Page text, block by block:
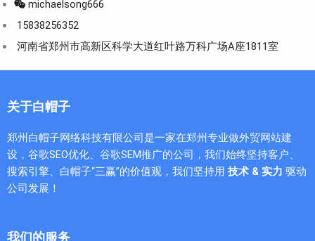
michaelsong666
15838256352
河南省郑州市高新区科学大道红叶路万科广场A座1811室
关于白帽子
郑州白帽子网络科技有限公司是一家在郑州专业做外贸网站建
设，谷歌SEO优化、谷歌SEM推广的公司，我们始终坚持客户、
搜索引擎、白帽子“三赢”的价值观，我们坚持用 技术 & 实力 驱动
公司发展！
我们的服务